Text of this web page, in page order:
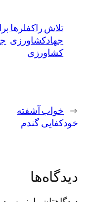
تلاش راکفلرها
جهادکشاورزی
کشاورزی
← خواب آشفته
خودکفایی گندم
دیدگاه‌ها